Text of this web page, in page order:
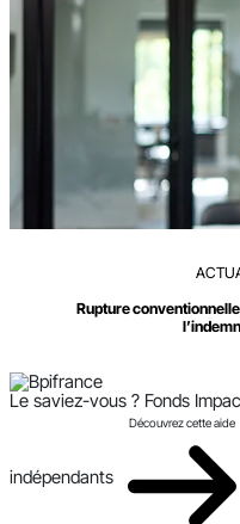
Rupture
Le saviez-vous ? Fonds
indépendants
Découvrez cette aide